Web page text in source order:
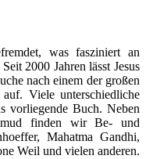
was fasziniert an
2000 Jahren lässt Jesus
nach einem der großen
Viele unterschiedliche
vorliegende Buch. Neben
finden wir Be- und
Mahatma Gandhi,
Weil und vielen anderen.